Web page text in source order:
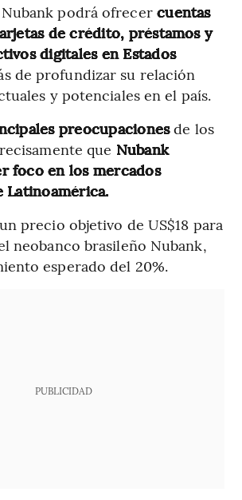
podrá ofrecercuentas
de crédito, préstamos y
digitales en Estados
de profundizar su relación
y potenciales en el país.
preocupacionesde los
que Nubank
foco en los mercados
precio objetivo de US$18 para
neobanco brasileño Nubank,
esperado del 20%.
PUBLICIDAD